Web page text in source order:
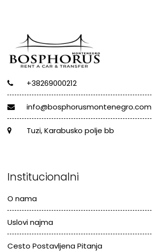
+38269000212
info@bosphorusmontenegro.com
Tuzi, Karabusko polje bb
Institucionalni
O nama
Uslovi najma
Cesto Postavljena Pitanja